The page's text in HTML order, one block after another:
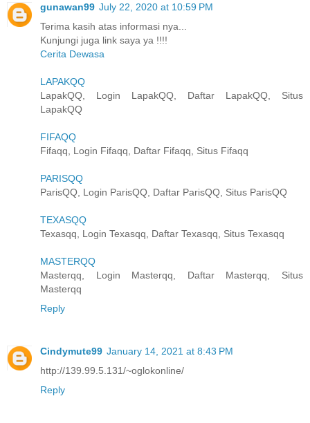
gunawan99 July 22, 2020 at 10:59 PM
Terima kasih atas informasi nya...
Kunjungi juga link saya ya !!!!
Cerita Dewasa
LAPAKQQ
LapakQQ, Login LapakQQ, Daftar LapakQQ, Situs
LapakQQ
FIFAQQ
Fifaqq, Login Fifaqq, Daftar Fifaqq, Situs Fifaqq
PARISQQ
ParisQQ, Login ParisQQ, Daftar ParisQQ, Situs ParisQQ
TEXASQQ
Texasqq, Login Texasqq, Daftar Texasqq, Situs Texasqq
MASTERQQ
Masterqq, Login Masterqq, Daftar Masterqq, Situs
Masterqq
Reply
Cindymute99 January 14, 2021 at 8:43 PM
http://139.99.5.131/~oglokonline/
Reply